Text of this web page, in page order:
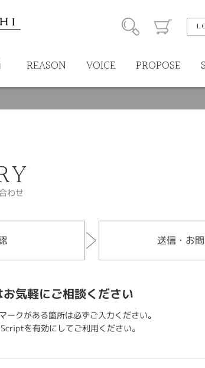
REASON VOICE PROPOSE
わせ
送信・お
気軽にご相談ください
クがある箇所は必ずご入力ください。
を有効にしてご利用ください。